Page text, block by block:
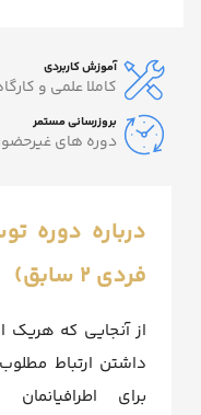
آموزش کاربردی
کاملا علمی و
بروزرسانی مستمر
دوره های
درباره دوره
فردی 2 سابق)
از آنجایی که هریک
داشتن ارتباط
برای